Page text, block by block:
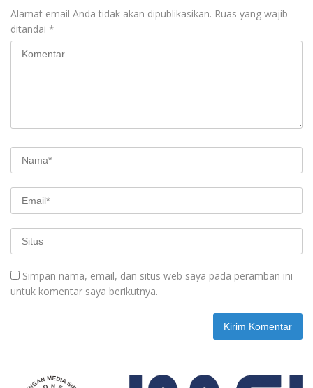
Alamat email Anda tidak akan dipublikasikan. Ruas yang wajib
ditandai *
Simpan nama, email, dan situs web saya pada peramban ini
untuk komentar saya berikutnya.